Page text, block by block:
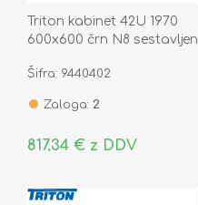
Triton kabinet 42U 1970
600x600 črn N8 sestavljen
Šifra: 9440402
Zaloga: 2
817,34 € z DDV